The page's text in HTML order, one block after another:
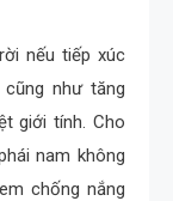
nếu tiếp xúc
như tăng
giới tính. Cho
nam không
chống nắng